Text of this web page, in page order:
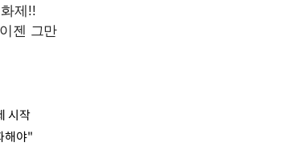
시작
해야"